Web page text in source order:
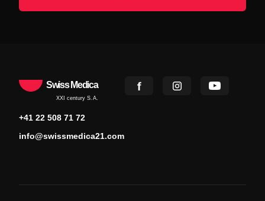
Swiss Medica
XXI century S.A.
+41 22 508 71 72
info@swissmedica21.com